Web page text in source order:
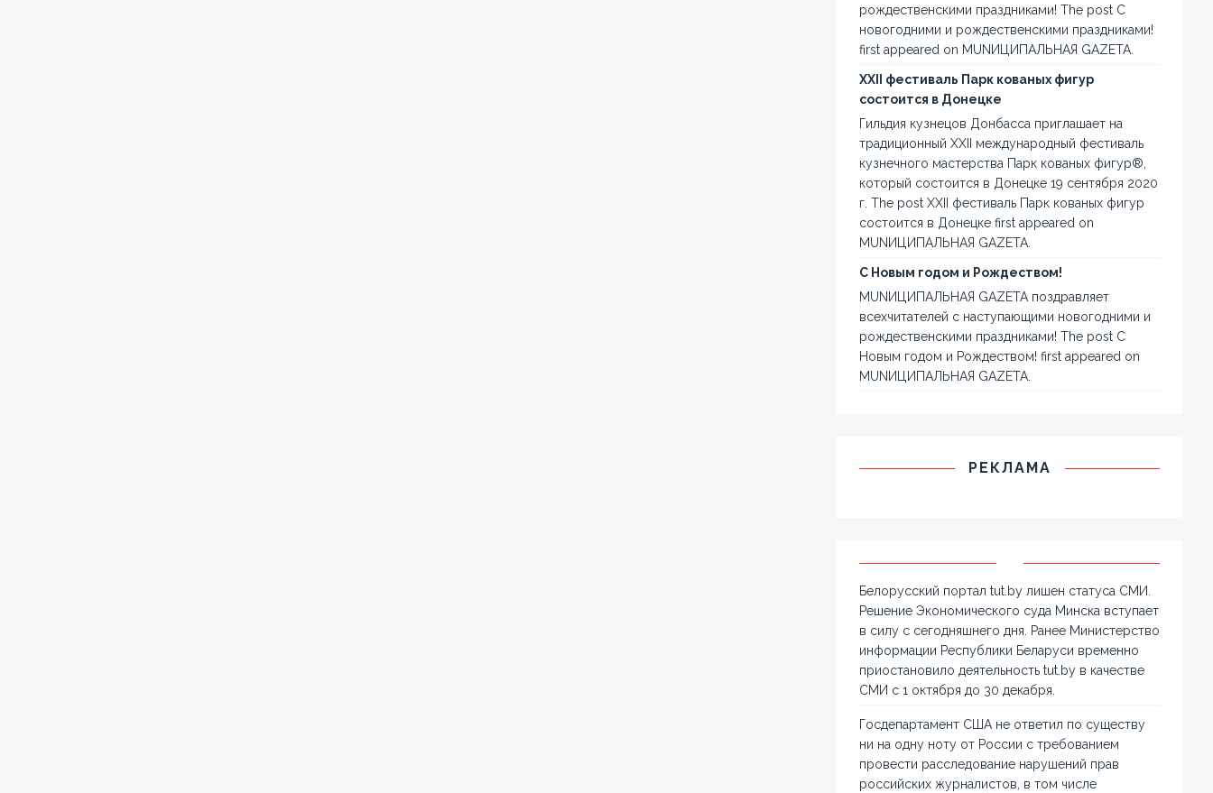
рождественскими праздниками! The post С
новогодними и рождественскими праздниками!
first appeared on MUNИЦИПАЛЬНАЯ GAZЕТА.
XXII фестиваль Парк кованых фигур
состоится в Донецке
Гильдия кузнецов Донбасса приглашает на
традиционный XXII международный фестиваль
кузнечного мастерства Парк кованых фигур®,
который состоится в Донецке 19 сентября 2020
г. The post XXII фестиваль Парк кованых фигур
состоится в Донецке first appeared on
MUNИЦИПАЛЬНАЯ GAZЕТА.
С Новым годом и Рождеством!
MUNИЦИПАЛЬНАЯ GAZЕТА поздравляет
всехчитателей с наступающими новогодними и
рождественскими праздниками! The post С
Новым годом и Рождеством! first appeared on
MUNИЦИПАЛЬНАЯ GAZЕТА.
РЕКЛАМА
Белорусский портал tut.by лишен статуса СМИ.
Решение Экономического суда Минска вступает
в силу с сегодняшнего дня. Ранее Министерство
информации Республики Беларуси временно
приостановило деятельность tut.by в качестве
СМИ с 1 октября до 30 декабря.
Госдепартамент США не ответил по существу
ни на одну ноту от России с требованием
провести расследование нарушений прав
российских журналистов, в том числе